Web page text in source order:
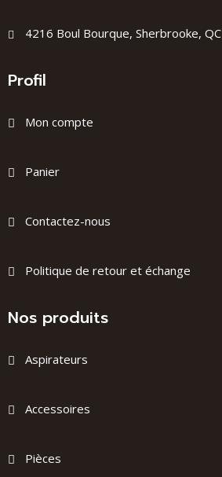
4216 Boul Bourque, Sherbrooke, QC
Profil
Mon compte
Panier
Contactez-nous
Politique de retour et échange
Nos produits
Aspirateurs
Accessoires
Pièces